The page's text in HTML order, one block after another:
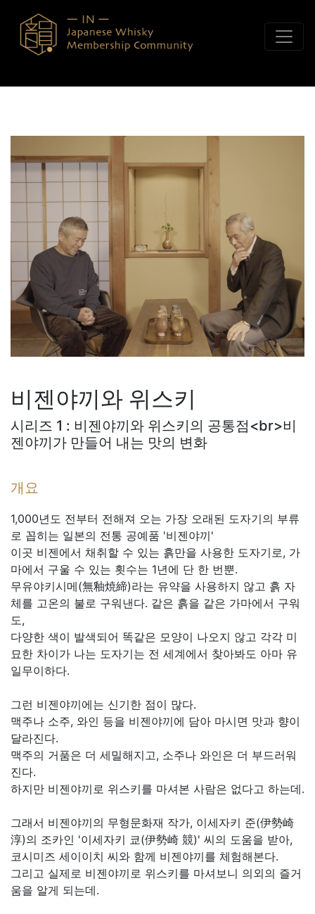
비젠야끼와 위스키
시리즈 1 : 비젠야끼와 위스키의 공통점<br>비
젠야끼가 만들어 내는 맛의 변화
개요
1,000년도 전부터 전해져 오는 가장 오래된 도자기의 부류
로 꼽히는 일본의 전통 공예품 '비젠야끼'
이곳 비젠에서 채취할 수 있는 흙만을 사용한 도자기로, 가
마에서 구울 수 있는 횟수는 1년에 단 한 번뿐.
무유야키시메(無釉焼締)라는 유약을 사용하지 않고 흙 자
체를 고온의 불로 구워낸다. 같은 흙을 같은 가마에서 구워
도,
다양한 색이 발색되어 똑같은 모양이 나오지 않고 각각 미
묘한 차이가 나는 도자기는 전 세계에서 찾아봐도 아마 유
일무이하다.
그런 비젠야끼에는 신기한 점이 많다.
맥주나 소주, 와인 등을 비젠야끼에 담아 마시면 맛과 향이
달라진다.
맥주의 거품은 더 세밀해지고, 소주나 와인은 더 부드러워
진다.
하지만 비젠야끼로 위스키를 마셔본 사람은 없다고 하는데.
그래서 비젠야끼의 무형문화재 작가, 이세자키 준(伊勢崎
淳)의 조카인 '이세자키 쿄(伊勢崎 競)' 씨의 도움을 받아,
코시미즈 세이이치 씨와 함께 비젠야끼를 체험해본다.
그리고 실제로 비젠야끼로 위스키를 마셔보니 의외의 즐거
움을 알게 되는데.